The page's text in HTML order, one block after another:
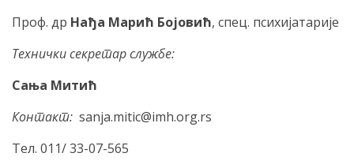
Проф. др Нађа Марић Бојовић, спец. психијатарије
Технички секретар службе:
Сања Митић
Контакт: sanja.mitic@imh.org.rs
Тел. 011/ 33-07-565